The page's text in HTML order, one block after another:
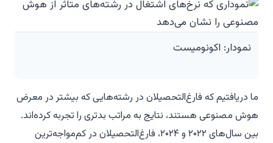
نمودار: اکونومیست
ما دریافتیم که فارغ‌التحصیلان در رشته‌هایی که بیشتر در معرض
هوش مصنوعی هستند، نتایج به مراتب بدتری را تجربه کرده‌اند.
بین سال‌های ۲۰۲۲ و ۲۰۲۴، فارغ‌التحصیلان در کم‌مواجه‌ترین